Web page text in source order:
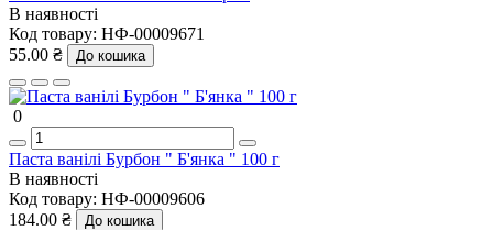
В наявності
Код товару: НФ-00009671
55.00 ₴
До кошика
0
Паста ванілі Бурбон " Б'янка " 100 г
В наявності
Код товару: НФ-00009606
184.00 ₴
До кошика